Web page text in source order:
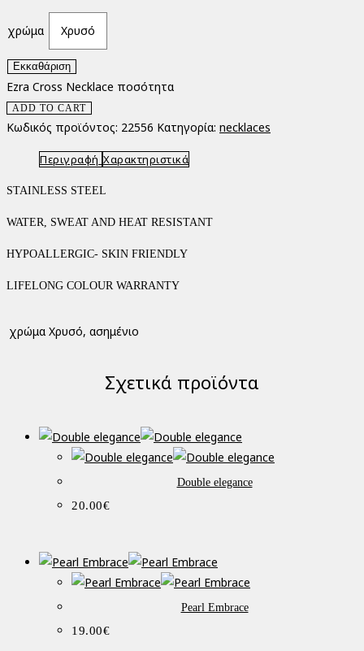
χρώμα Χρυσό
Εκκαθάριση
Ezra Cross Necklace ποσότητα
ADD TO CART
Κωδικός προϊόντος: 22556 Κατηγορία: necklaces
Περιγραφή Χαρακτηριστικά
STAINLESS STEEL
WATER, SWEAT AND HEAT RESISTANT
HYPOALLERGIC- SKIN FRIENDLY
LIFELONG COLOUR WARRANTY
χρώμα Χρυσό, ασημένιο
Σχετικά προϊόντα
Double elegance
20.00€
Pearl Embrace
19.00€